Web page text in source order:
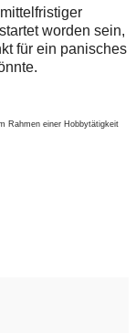
worden sein,
für ein panisches
Rahmen einer Hobbytätigkeit